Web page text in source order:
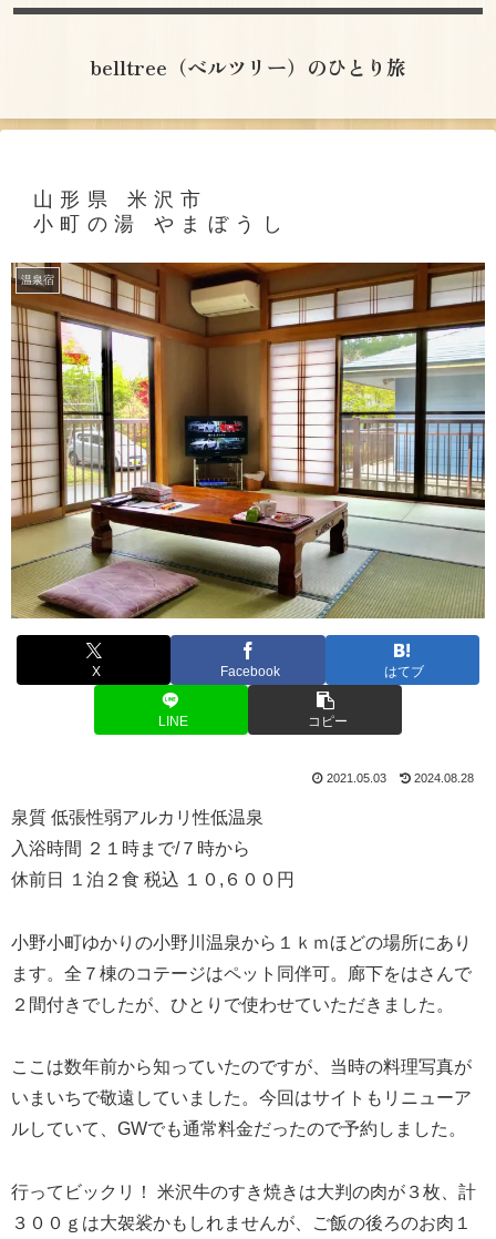
belltree（ベルツリー）のひとり旅
山形県 米沢市
小町の湯 やまぼうし
温泉宿
X Facebook はてブ
LINE コピー
2021.05.03 2024.08.28
泉質 低張性弱アルカリ性低温泉
入浴時間 ２１時まで/７時から
休前日 １泊２食 税込 １０,６００円
小野小町ゆかりの小野川温泉から１ｋｍほどの場所にあり
ます。全７棟のコテージはペット同伴可。廊下をはさんで
２間付きでしたが、ひとりで使わせていただきました。
ここは数年前から知っていたのですが、当時の料理写真が
いまいちで敬遠していました。今回はサイトもリニューア
ルしていて、GWでも通常料金だったので予約しました。
行ってビックリ！ 米沢牛のすき焼きは大判の肉が３枚、計
３００ｇは大袈裟かもしれませんが、ご飯の後ろのお肉１